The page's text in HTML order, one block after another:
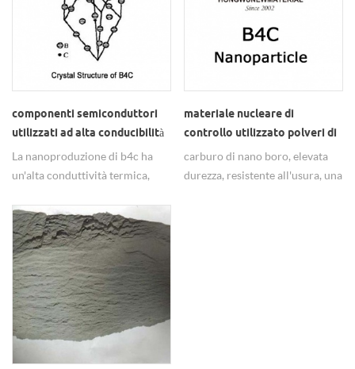
componenti semiconduttori
utilizzati ad alta conducibilità
termica b4c micron in polvere
La nanoproduzione di b4c ha
un'alta conduttività termica,
componenti dei semiconduttori.
materiale nucleare di
controllo utilizzato polveri di
carburo nano-boro resistenti
all'usura
carburo di nano boro, elevata
durezza, resistente all'usura, una